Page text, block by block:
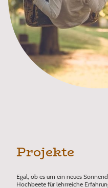
Projekte
Egal, ob es um ein neues
Hochbeete für lehrreiche